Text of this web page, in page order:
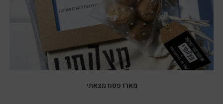
מארז פסח מצאתי